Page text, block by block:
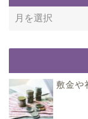
敷金や